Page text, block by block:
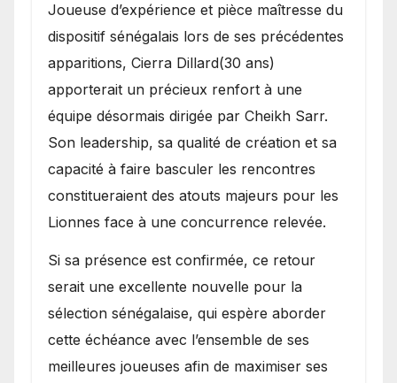
Joueuse d’expérience et pièce maîtresse du
dispositif sénégalais lors de ses précédentes
apparitions, Cierra Dillard(30 ans)
apporterait un précieux renfort à une
équipe désormais dirigée par Cheikh Sarr.
Son leadership, sa qualité de création et sa
capacité à faire basculer les rencontres
constitueraient des atouts majeurs pour les
Lionnes face à une concurrence relevée.
Si sa présence est confirmée, ce retour
serait une excellente nouvelle pour la
sélection sénégalaise, qui espère aborder
cette échéance avec l’ensemble de ses
meilleures joueuses afin de maximiser ses